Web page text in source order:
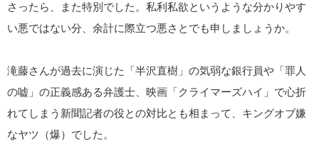
さったら、また特別でした。私利私欲というような分かりやす
い悪ではない分、余計に際立つ悪さとでも申しましょうか。
滝藤さんが過去に演じた「半沢直樹」の気弱な銀行員や「罪人
の嘘」の正義感ある弁護士、映画「クライマーズハイ」で心折
れてしまう新聞記者の役との対比とも相まって、キングオブ嫌
なヤツ（爆）でした。